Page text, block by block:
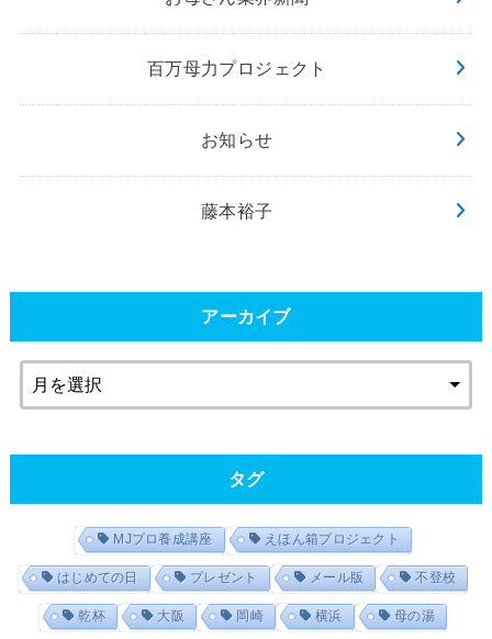
百万母力プロジェクト
お知らせ
藤本裕子
アーカイブ
タグ
MJプロ養成講座 えほん箱プロジェクト
はじめての日 プレゼント メール版 不登校
乾杯 大阪 岡崎 横浜 母の湯